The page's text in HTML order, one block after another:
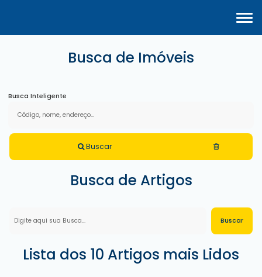
Busca de Imóveis
Busca Inteligente
Buscar
Busca de Artigos
Lista dos 10 Artigos mais Lidos